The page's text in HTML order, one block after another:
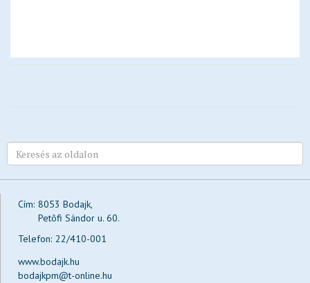
Cím: 8053 Bodajk,
Petõfi Sándor u. 60.
Telefon: 22/410-001
www.bodajk.hu
bodajkpm@t-online.hu